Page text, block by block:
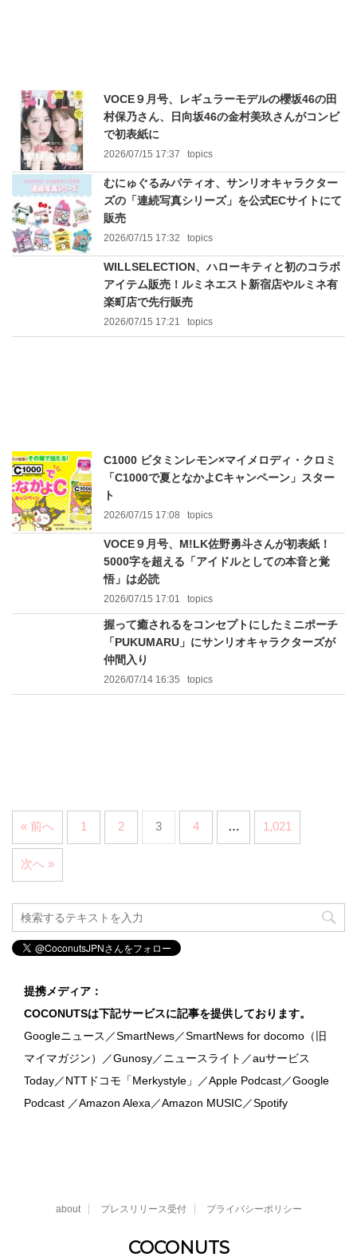
VOCE９月号、レギュラーモデルの櫻坂46の田
村保乃さん、日向坂46の金村美玖さんがコンビ
で初表紙に
2026/07/15 17:37 topics
むにゅぐるみパティオ、サンリオキャラクター
ズの「連続写真シリーズ」を公式ECサイトにて
販売
2026/07/15 17:32 topics
WILLSELECTION、ハローキティと初のコラボ
アイテム販売！ルミネエスト新宿店やルミネ有
楽町店で先行販売
2026/07/15 17:21 topics
C1000 ビタミンレモン×マイメロディ・クロミ
「C1000で夏となかよCキャンペーン」スター
ト
2026/07/15 17:08 topics
VOCE９月号、M!LK佐野勇斗さんが初表紙！
5000字を超える「アイドルとしての本音と覚
悟」は必読
2026/07/15 17:01 topics
握って癒されるをコンセプトにしたミニポーチ
「PUKUMARU」にサンリオキャラクターズが
仲間入り
2026/07/14 16:35 topics
« 前へ 1 2 3 4 … 1,021
次へ »
提携メディア：
COCONUTSは下記サービスに記事を提供しております。
Googleニュース／SmartNews／SmartNews for docomo（旧
マイマガジン）／Gunosy／ニュースライト／auサービス
Today／NTTドコモ「Merkystyle」／Apple Podcast／Google
Podcast ／Amazon Alexa／Amazon MUSIC／Spotify
about プレスリリース受付 プライバシーポリシー
COCONUTS